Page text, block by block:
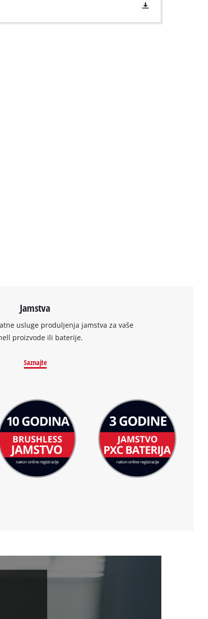
Jamstva
usluge produljenja jamstva za vaše
proizvode ili baterije.
Saznajte